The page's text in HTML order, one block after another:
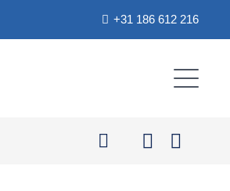
+31 186 612 216